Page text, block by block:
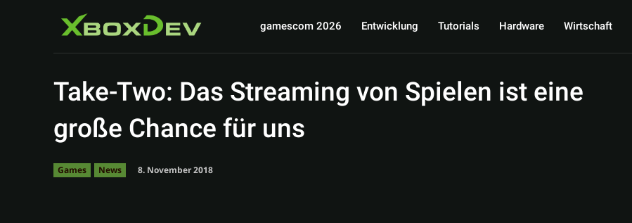
gamescom 2026 Entwicklung Tutorials Hardware Wirtschaft
Take-Two: Das Streaming von Spielen ist eine
große Chance für uns
Games News 8. November 2018